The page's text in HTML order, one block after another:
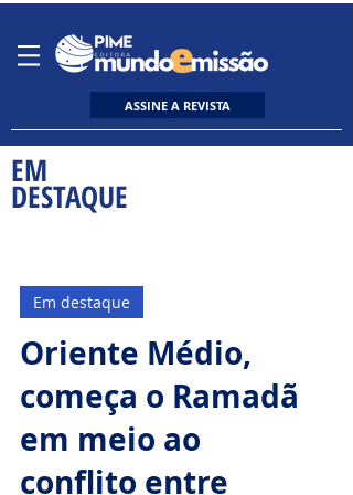
ASSINE A REVISTA
EM
DESTAQUE
Em destaque
Oriente Médio,
começa o Ramadã
em meio ao
conflito entre